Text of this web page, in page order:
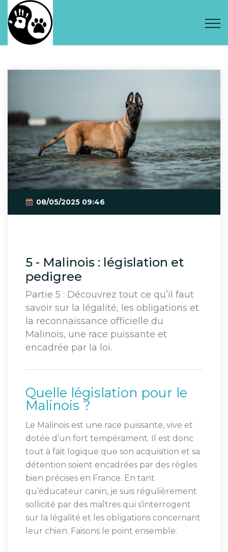
08/05/2025 09:46
5 - Malinois : législation et
pedigree
Partie 5 : Découvrez tout ce qu’il faut
savoir sur la légalité, les obligations et
la reconnaissance officielle du
Malinois, une race puissante et
encadrée par la loi.
Quelle législation pour le
Malinois ?
Le Malinois est une race puissante, vive et
dotée d’un fort tempérament. Il est donc
tout à fait logique que son acquisition et sa
détention soient encadrées par des règles
bien précises en France. En tant
qu’éducateur canin, je suis régulièrement
sollicité par des maîtres qui s’interrogent
sur la légalité et les obligations concernant
leur chien. Faisons le point ensemble.